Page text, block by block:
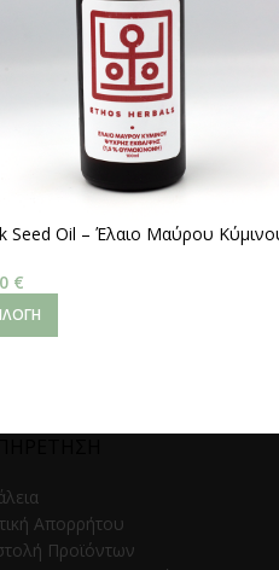
Seed Oil – Έλαιο Μαύρου
€
Απορρήτου
Προϊόντων